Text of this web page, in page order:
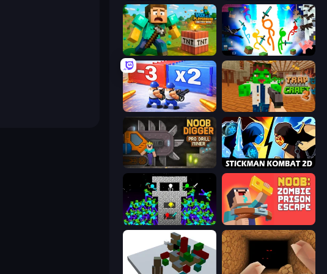
Voxel Playground: Ragdoll Noob Stickman Epic
Battle Brigade Trap Craft 2
Noob Digger: Pro Drill Miner Stickman Kombat 2D
Stick Epic Fighter